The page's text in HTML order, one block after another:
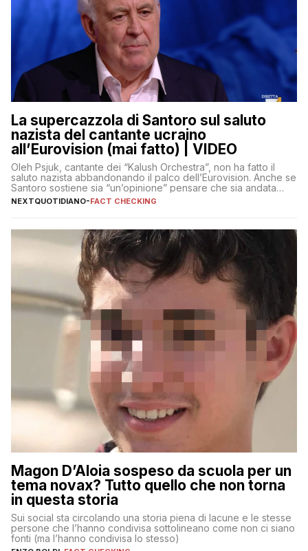
La supercazzola di Santoro sul saluto
nazista del cantante ucraino
all’Eurovision (mai fatto) | VIDEO
Oleh Psjuk, cantante dei “Kalush Orchestra”, non ha fatto il
saluto nazista abbandonando il palco dell’Eurovision. Anche se
Santoro sostiene sia “un’opinione” pensare che sia andata
così
NEXTQUOTIDIANO-FACT CHECKING
Magon D’Aloia sospeso da scuola per un
tema novax? Tutto quello che non torna
in questa storia
Sui social sta circolando una storia piena di lacune e le stesse
persone che l’hanno condivisa sottolineano come non ci siano
fonti (ma l’hanno condivisa lo stesso)